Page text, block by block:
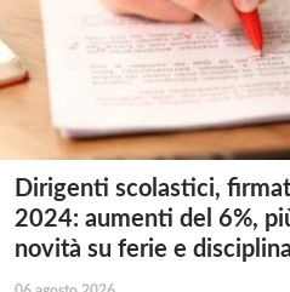
Dirigenti scolastici,
2024: aumenti del 6%,
novità su ferie e disciplina